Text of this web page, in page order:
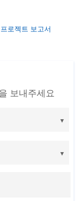
로젝트 보고서
보내주세요